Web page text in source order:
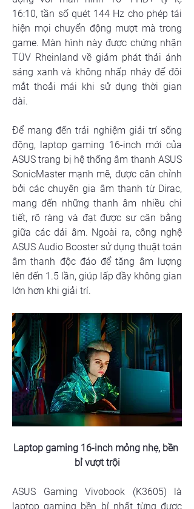
16:10, tần số quét 144 Hz cho phép tái
hiện mọi chuyển động mượt mà trong
game. Màn hình này được chứng nhận
TÜV Rheinland về giảm phát thải ánh
sáng xanh và không nhấp nháy để đôi
mắt thoải mái khi sử dụng thời gian
dài.
Để mang đến trải nghiệm giải trí sống
động, laptop gaming 16-inch mới của
ASUS trang bị hệ thống âm thanh ASUS
SonicMaster mạnh mẽ, được cân chỉnh
bởi các chuyên gia âm thanh từ Dirac,
mang đến những thanh âm nhiều chi
tiết, rõ ràng và đạt được sư cân bằng
giữa các dải âm. Ngoài ra, công nghệ
ASUS Audio Booster sử dụng thuật toán
âm thanh độc đáo để tăng âm lượng
lên đến 1.5 lần, giúp lấp đầy không gian
lớn hơn khi giải trí.
Laptop gaming 16-inch mỏng nhẹ, bền
bỉ vượt trội
ASUS Gaming Vivobook (K3605) là
laptop gaming bền bỉ nhất từng được